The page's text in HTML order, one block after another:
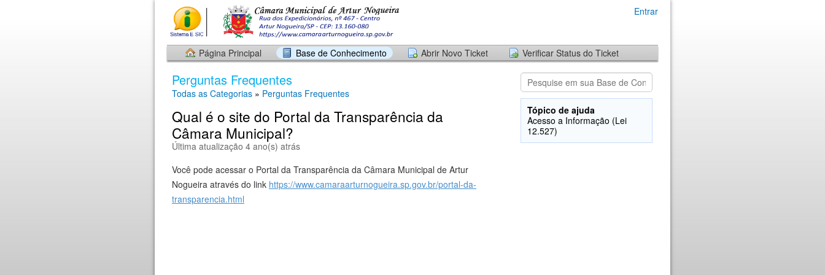
Entrar
Página Principal Base de Conhecimento Abrir Novo Ticket Verificar Status do Ticket
Perguntas Frequentes
Todas as Categorias » Perguntas Frequentes
Qual é o site do Portal da Transparência da
Câmara Municipal?
Última atualização 4 ano(s) atrás
Você pode acessar o Portal da Transparência da Câmara Municipal de Artur
Nogueira através do link https://www.camaraarturnogueira.sp.gov.br/portal-da-
transparencia.html
Tópico de ajuda
Acesso a Informação (Lei
12.527)